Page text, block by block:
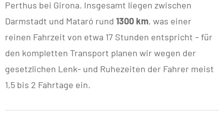
Perthus bei Girona. Insgesamt liegen zwischen
Darmstadt und Mataró rund 1300 km, was einer
reinen Fahrzeit von etwa 17 Stunden entspricht – für
den kompletten Transport planen wir wegen der
gesetzlichen Lenk- und Ruhezeiten der Fahrer meist
1,5 bis 2 Fahrtage ein.